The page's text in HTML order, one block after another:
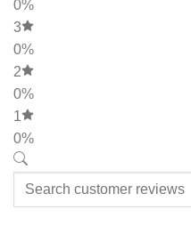
0%
3
0%
2
0%
1
0%